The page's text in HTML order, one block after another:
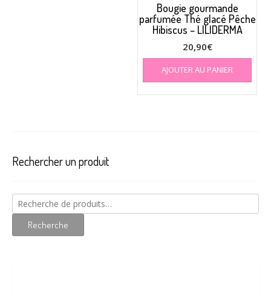
Bougie gourmande
parfumée Thé glacé Pêche
Hibiscus – LILIDERMA
20,90€
AJOUTER AU PANIER
Rechercher un produit
Recherche
pour :
Recherche